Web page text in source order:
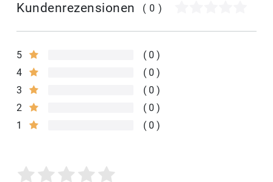
Kundenrezensionen (0)
5
0
4
0
3
0
2
0
1
0